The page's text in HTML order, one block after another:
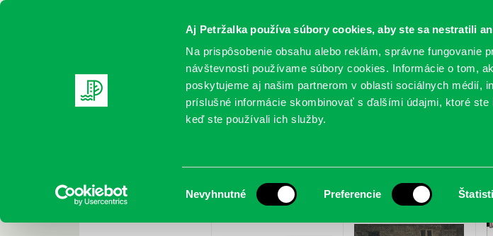
Aj Petržalka používa súbory cookies, aby ste sa nestratili
Na prispôsobenie obsahu alebo reklám, správne fungovanie
návštevnosti používame súbory cookies. Informácie o tom,
poskytujeme aj našim partnerom v oblasti sociálnych médií,
príslušné informácie skombinovať s ďalšími údajmi, ktoré
keď ste používali ich služby.
súhlasu
Nevyhnutné Preferencie
REGISTRUJTE SA ONLINE KATALÓGY SLUŽBY PODUJATIA
Nové knihy pre september 2015